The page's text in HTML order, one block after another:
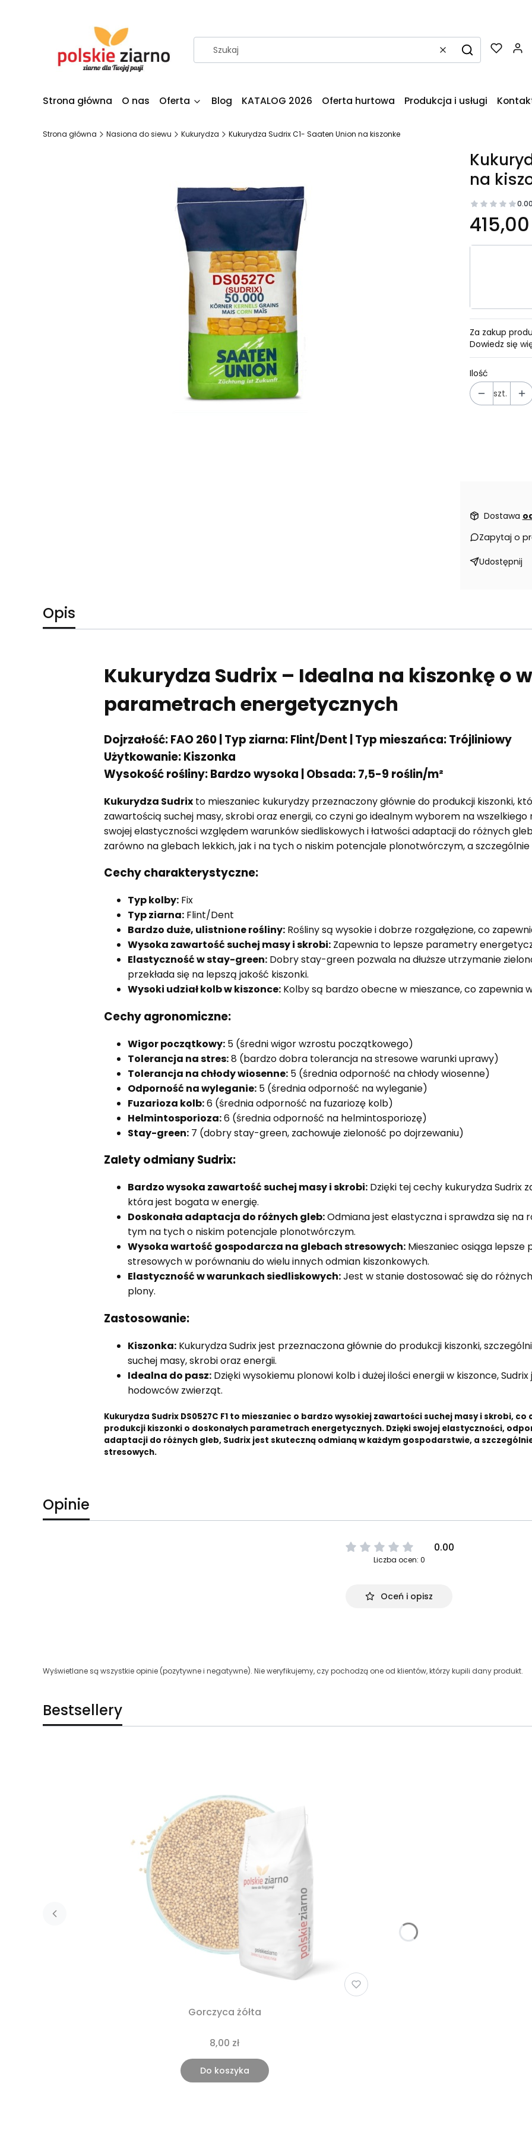
WyczyśćSzukaj
Strona główna O nas Oferta Blog KATALOG 2026 Oferta hurtowa Produkcja i usługi
Strona główna Nasiona do siewu Kukurydza Kukurydza Sudrix C1- Saaten Union na kiszonke
na
0.00
415,00
Za zakup
Dowiedz się
Ilość
szt.
Dostawa
Zapytaj o
Udostępnij
Opis
Kukurydza Sudrix – Idealna na kiszonkę o
parametrach energetycznych
Dojrzałość:FAO 260 | Typ ziarna:Flint/Dent | Typ mieszańca:Trójliniowy
Użytkowanie:Kiszonka
Wysokość rośliny:Bardzo wysoka | Obsada:7,5-9 roślin/m²
Kukurydza Sudrixto mieszaniec kukurydzy przeznaczony głównie do produkcji kiszonki,
zawartością suchej masy, skrobi oraz energii, co czyni go idealnym wyborem na wszelkiego
swojej elastyczności względem warunków siedliskowych i łatwości adaptacji do różnych
zarówno na glebach lekkich, jak i na tych o niskim potencjale plonotwórczym, a
Cechy charakterystyczne:
Typ kolby:Fix
Typ ziarna:Flint/Dent
Bardzo duże, ulistnione rośliny:Rośliny są wysokie i dobrze rozgałęzione, co
Wysoka zawartość suchej masy i skrobi:Zapewnia to lepsze parametry
Elastyczność w stay-green:Dobry stay-green pozwala na dłuższe utrzymanie
przekłada się na lepszą jakość kiszonki.
Wysoki udział kolb w kiszonce:Kolby są bardzo obecne w mieszance, co zapewnia
Cechy agronomiczne:
Wigor początkowy:5 (średni wigor wzrostu początkowego)
Tolerancja na stres:8 (bardzo dobra tolerancja na stresowe warunki uprawy)
Tolerancja na chłody wiosenne:5 (średnia odporność na chłody wiosenne)
Odporność na wyleganie:5 (średnia odporność na wyleganie)
Fuzarioza kolb:6 (średnia odporność na fuzariozę kolb)
Helmintosporioza:6 (średnia odporność na helmintosporiozę)
Stay-green:7 (dobry stay-green, zachowuje zieloność po dojrzewaniu)
Zalety odmiany Sudrix:
Bardzo wysoka zawartość suchej masy i skrobi:Dzięki tej cechy kukurydza Sudrix
która jest bogata w energię.
Doskonała adaptacja do różnych gleb:Odmiana jest elastyczna i sprawdza się na
tym na tych o niskim potencjale plonotwórczym.
Wysoka wartość gospodarcza na glebach stresowych:Mieszaniec osiąga lepsze
stresowych w porównaniu do wielu innych odmian kiszonkowych.
Elastyczność w warunkach siedliskowych:Jest w stanie dostosować się do
plony.
Zastosowanie:
Kiszonka:Kukurydza Sudrix jest przeznaczona głównie do produkcji kiszonki,
suchej masy, skrobi oraz energii.
Idealna do pasz:Dzięki wysokiemu plonowi kolb i dużej ilości energii w kiszonce,
hodowców zwierząt.
Kukurydza Sudrix DS0527C F1 to mieszaniec o bardzo wysokiej zawartości suchej masy i skrobi,
produkcji kiszonki o doskonałych parametrach energetycznych. Dzięki swojej elastyczności,
adaptacji do różnych gleb, Sudrix jest skuteczną odmianą w każdym gospodarstwie, a
stresowych.
Opinie
0.00
Liczba ocen: 0
Oceń i opisz
Wyświetlane są wszystkie opinie (pozytywne i negatywne). Nie weryfikujemy, czy pochodzą one od klientów, którzy kupili dany produkt.
Bestsellery
Gorczyca żółta
8,00 zł
Do koszyka